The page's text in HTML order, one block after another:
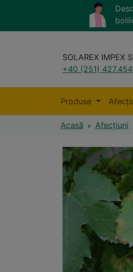
SOLAREX IMPEX
+40 (251) 427.454
Produse
Acasă Afecțiuni